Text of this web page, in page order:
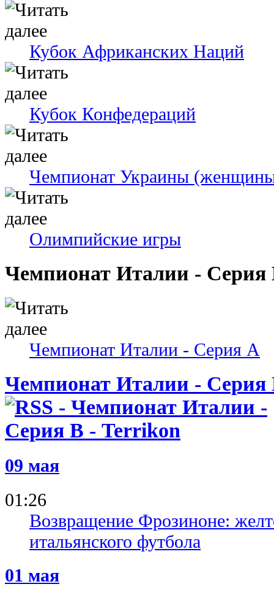
Кубок Африканских Наций
Кубок Конфедераций
Чемпионат Украины
Олимпийские игры
Чемпионат Италии -
Чемпионат Италии - Серия A
Чемпионат Италии - Серия
09 мая
01:26
Возвращение Фрозиноне:
итальянского футбола
01 мая